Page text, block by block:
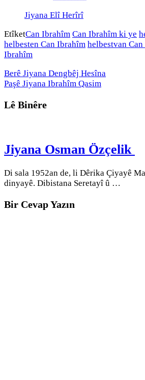
Jiyana Elî Herîrî
EtîketCan Ibrahîm Can Ibrahîm ki ye
helbesten Can Ibrahîm helbestvan
Ibrahîm
Berê Jiyana Dengbêj Hesîna
Paşê Jiyana Ibrahîm Qasim
Lê Binêre
Jiyana Osman Özçelik
Di sala 1952an de, li Dêrika Çiyayê
dinyayê. Dibistana Seretayî û …
Bir Cevap Yazın